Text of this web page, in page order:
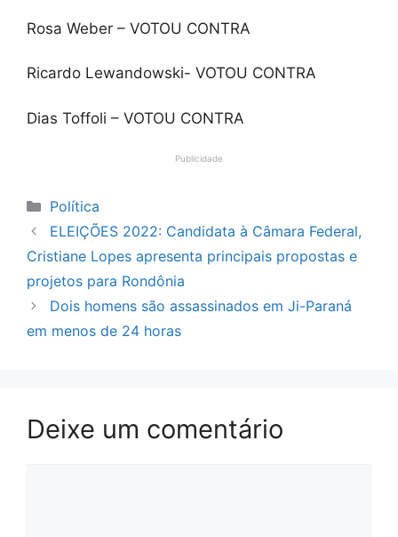
Rosa Weber – VOTOU CONTRA
Ricardo Lewandowski- VOTOU CONTRA
Dias Toffoli – VOTOU CONTRA
Publicidade
Categorias
Política
ELEIÇÕES 2022: Candidata à Câmara Federal,
Cristiane Lopes apresenta principais propostas e
projetos para Rondônia
Dois homens são assassinados em Ji-Paraná
em menos de 24 horas
Deixe um comentário